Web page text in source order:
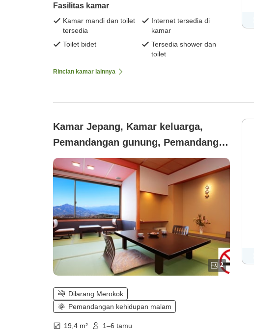
Fasilitas kamar
Kamar mandi dan toilet
tersedia
Internet tersedia di
kamar
Toilet bidet
Tersedia shower dan
toilet
Rincian kamar lainnya
Kamar Jepang, Kamar keluarga,
Pemandangan gunung, Pemandangan
kehidupan malam, Tidak merokok
(Kamar tamu dengan pemandangan
diperbarui di lantai 5)
2
Dilarang Merokok
Pemandangan kehidupan malam
19,4 m² 1–6 tamu